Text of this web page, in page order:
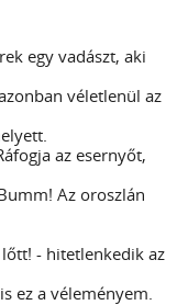
egy vadászt, aki
véletlenül az
az esernyőt,
Az oroszlán
- hitetlenkedik az
ez a véleményem.